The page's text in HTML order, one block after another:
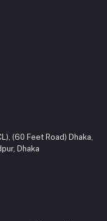
(60 Feet Road) Dhaka,
Dhaka